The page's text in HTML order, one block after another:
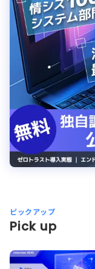
ピックアップ
Pick up